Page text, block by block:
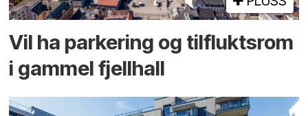
Vil ha parkering og tilflukts­rom
i gammel fjellhall